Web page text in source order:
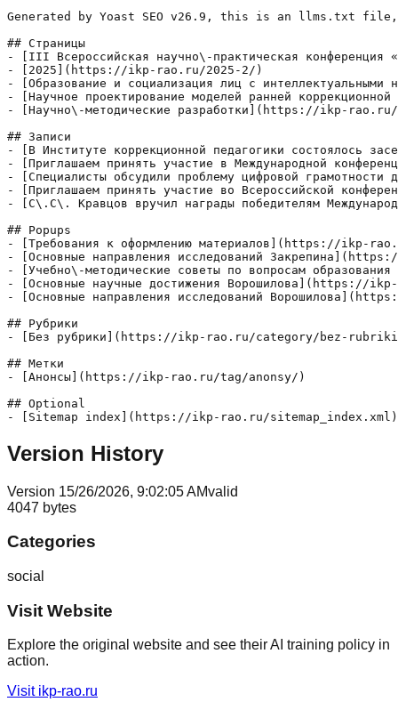
Generated by Yoast SEO v26.9, this is an llms.txt file,
## Страницы
- [III Всероссийская научно\-практическая
- [2025](https://ikp-rao.ru/2025-2/)
- [Образование и социализация лиц с
- [Научное проектирование моделей ранней
- [Научно\-методические разработки](https://ikp-
## Записи
- [В Институте коррекционной педагогики
- [Приглашаем принять участие в Международной
- [Специалисты обсудили проблему цифровой
- [Приглашаем принять участие во Всероссийской
- [С\.С\. Кравцов вручил награды победителям
## Popups
- [Требования к оформлению материалов](https://ikp-
- [Основные направления исследований
- [Учебно\-методические советы по вопросам
- [Основные научные достижения Ворошилова](https://
- [Основные направления исследований
## Рубрики
- [Без рубрики](https://ikp-rao.ru/category/bez-
## Метки
- [Анонсы](https://ikp-rao.ru/tag/anonsy/)
## Optional
Version History
Version 15/26/2026, 9:02:05 AMvalid
4047 bytes
Categories
social
Visit Website
Explore the original website and see their AI training policy in
action.
Visit ikp-rao.ru